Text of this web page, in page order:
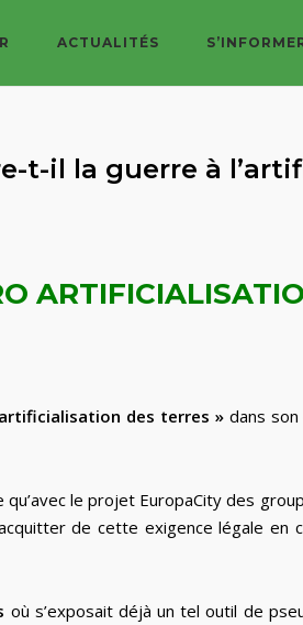
ACTUALITÉS
t-il la guerre à
des terres »dans son
qu’avec le projet EuropaCity des
de cette exigence légale en
où s’exposait déjà un tel outil de